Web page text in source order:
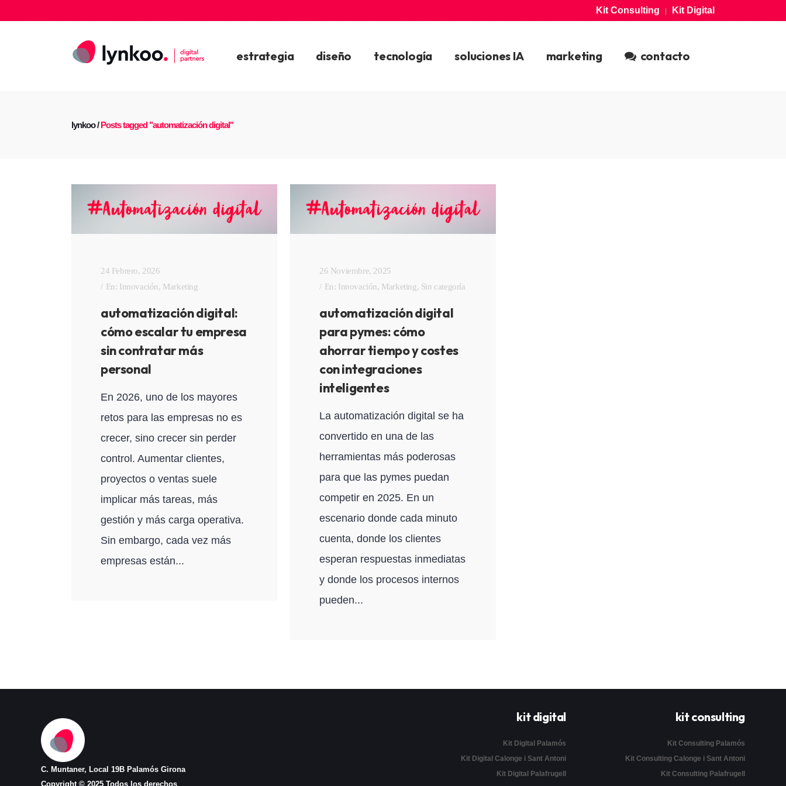
Kit Consulting|Kit Digital
estrategia diseño tecnología soluciones IA marketing contacto
lynkoo/Posts tagged "automatización digital"
24 Febrero, 2026
En: Innovación, Marketing
automatización digital:
cómo escalar tu empresa
sin contratar más
personal
En 2026, uno de los mayores
retos para las empresas no es
crecer, sino crecer sin perder
control. Aumentar clientes,
proyectos o ventas suele
implicar más tareas, más
gestión y más carga operativa.
Sin embargo, cada vez más
empresas están...
26 Noviembre, 2025
En: Innovación, Marketing, Sin categoría
automatización digital
para pymes: cómo
ahorrar tiempo y costes
con integraciones
inteligentes
La automatización digital se ha
convertido en una de las
herramientas más poderosas
para que las pymes puedan
competir en 2025. En un
escenario donde cada minuto
cuenta, donde los clientes
esperan respuestas inmediatas
y donde los procesos internos
pueden...
C. Muntaner, Local 19B Palamós Girona
Copyright © 2025 Todos los derechos
kit digital
Kit Digital Palamós
Kit Digital Calonge i Sant Antoni
Kit Digital Palafrugell
kit consulting
Kit Consulting Palamós
Kit Consulting Calonge i Sant Antoni
Kit Consulting Palafrugell